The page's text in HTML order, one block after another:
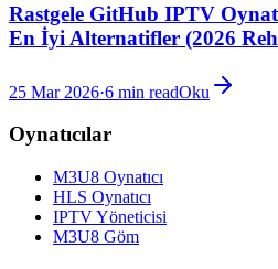
Rastgele GitHub IPTV
En İyi Alternatifler (2026
25 Mar 2026·6 min readOku
Oynatıcılar
M3U8 Oynatıcı
HLS Oynatıcı
IPTV Yöneticisi
M3U8 Göm